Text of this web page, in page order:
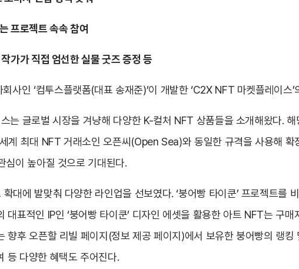
프로젝트 속속 참여
가가 직접 엄선한 실물 굿즈 증정 등
사인 ‘컴투스플랫폼(대표 송재준)’이 개발한 ‘C2X NFT 마켓플레이스
는 글로벌 시장을 겨냥해 다양한 K-컬처 NFT 상품들을 소개해왔다.
계 최대 NFT 거래소인 오픈씨(Open Sea)와 동일한 규격을 사용해 확
심이 높아질 것으로 기대된다.
대에 발맞춰 다양한 라인업을 선보였다. ‘붕어빵 타이쿤’ 프로젝트를
표적인 IP인 ‘붕어빵 타이쿤’ 디자인 에셋을 활용한 아트 NFT는 구
향후 오픈할 리빌 페이지(정보 제공 페이지)에서 보유한 붕어빵의 랭
등 다양한 혜택도 주어진다.